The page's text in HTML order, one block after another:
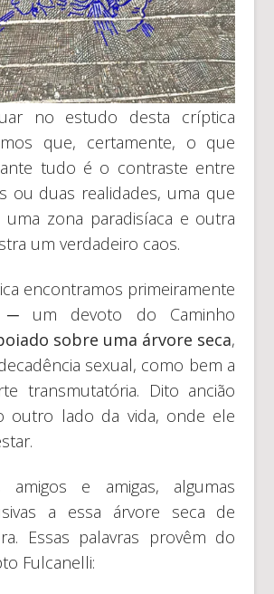
no estudo desta críptica
que, certamente, o que
ante tudo é o contraste entre
ou duas realidades, uma que
uma zona paradisíaca e outra
um verdadeiro caos.
encontramos primeiramente
─ um devoto do Caminho
sobre uma árvore seca,
sexual, como bem a
transmutatória. Dito ancião
outro lado da vida, onde ele
amigos e amigas, algumas
a essa árvore seca de
Essas palavras provêm do
Fulcanelli: